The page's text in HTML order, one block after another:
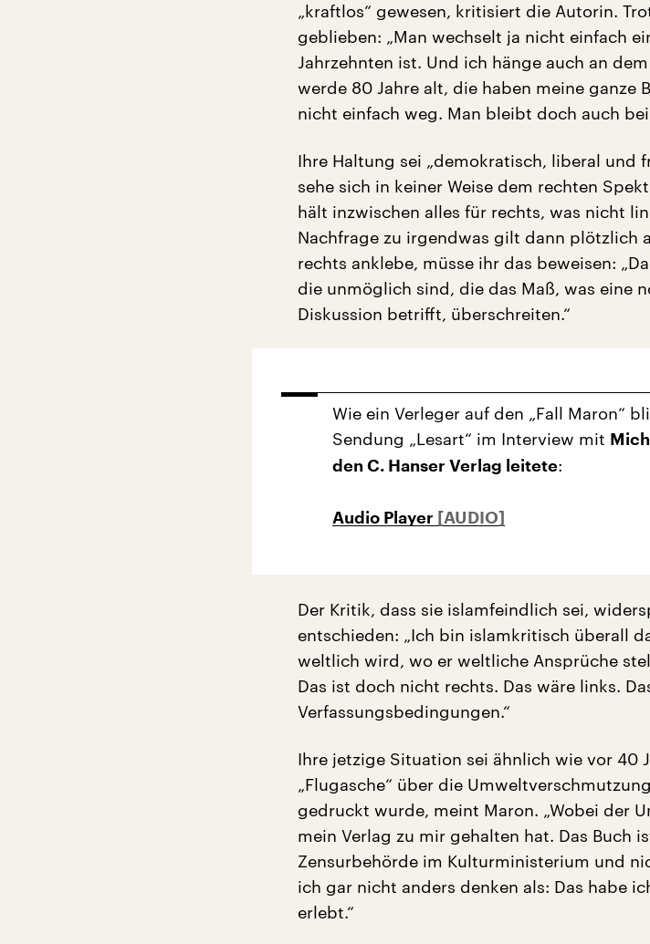
„kraftlos“ gewesen, kritisiert die Autorin.
geblieben: „Man wechselt ja nicht einfach
Jahrzehnten ist. Und ich hänge auch an
werde 80 Jahre alt, die haben meine ganze
nicht einfach weg. Man bleibt doch auch bei
Ihre Haltung sei „demokratisch, liberal und
sehe sich in keiner Weise dem rechten
hält inzwischen alles für rechts, was nicht
Nachfrage zu irgendwas gilt dann plötzlich
rechts anklebe, müsse ihr das beweisen:
die unmöglich sind, die das Maß, was eine
Diskussion betrifft, überschreiten.“
Wie ein Verleger auf den „Fall Maron“
Sendung „Lesart“ im Interview mit
den C. Hanser Verlag leitete:
Audio Player
Der Kritik, dass sie islamfeindlich sei,
entschieden: „Ich bin islamkritisch überall
weltlich wird, wo er weltliche Ansprüche
Das ist doch nicht rechts. Das wäre links.
Verfassungsbedingungen.“
Ihre jetzige Situation sei ähnlich wie vor 40
„Flugasche“ über die
gedruckt wurde, meint Maron. „Wobei der
mein Verlag zu mir gehalten hat. Das Buch
Zensurbehörde im Kulturministerium und
ich gar nicht anders denken als: Das habe
erlebt.“